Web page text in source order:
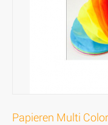
Papieren Multi